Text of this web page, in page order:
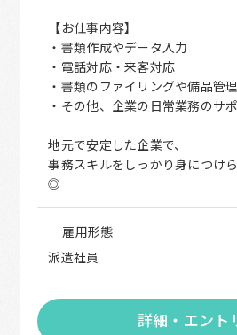
【お仕事内容】
・書類作成やデータ入力
・電話対応・来客対応
・書類のファイリングや備品管
・その他、企業の日常業務のサ
地元で安定した企業で、
事務スキルをしっかり身につけ
◎
雇用形態
派遣社員
詳細・エント